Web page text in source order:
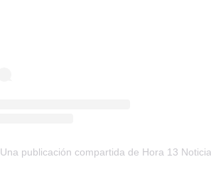
Una publicación compartida de Hora 13